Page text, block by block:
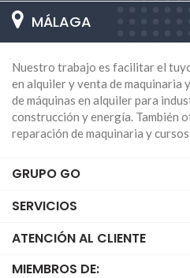
MÁLAGA
Nuestro trabajo es facilitar el
en alquiler y venta de maquinaria
de máquinas en alquiler para
construcción y energía. También
reparación de maquinaria y
GRUPO GO
SERVICIOS
ATENCIÓN AL CLIENTE
MIEMBROS DE: